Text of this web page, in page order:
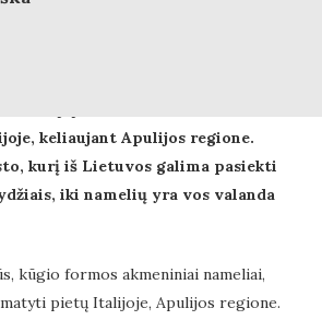
keliaujant Apulijos regione.
kurį iš Lietuvos galima pasiekti
iki namelių yra vos valanda
kūgio formos akmeniniai nameliai,
pietų Italijoje, Apulijos regione.